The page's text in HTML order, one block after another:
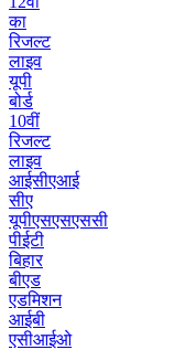
का
रिजल्ट
लाइव
यूपी
बोर्ड
10वीं
रिजल्ट
लाइव
आईसीएआई
सीए
यूपीएसएसएससी
पीईटी
बिहार
बीएड
एडमिशन
आईबी
एसीआईओ